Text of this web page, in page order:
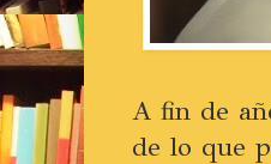
A fin de
de lo que